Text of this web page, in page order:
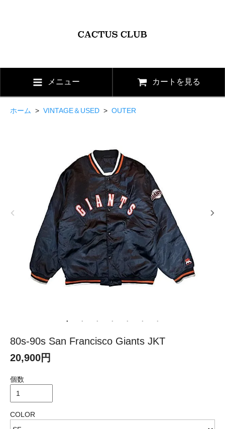
メニュー カートを見る
ホーム > VINTAGE＆USED > OUTER
80s-90s San Francisco Giants JKT
20,900円
個数
COLOR